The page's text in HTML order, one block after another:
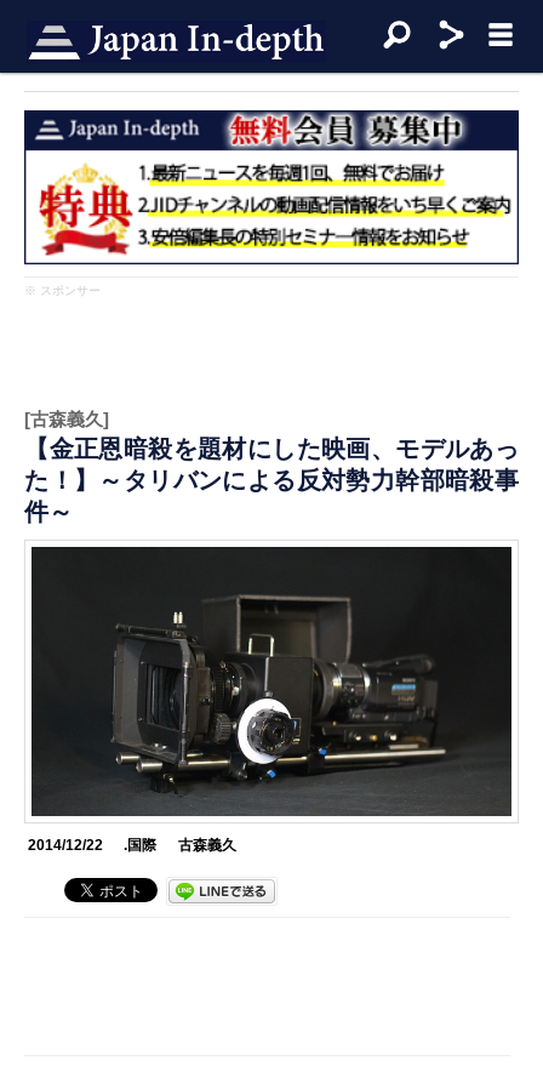
※ スポンサー
[古森義久]
【金正恩暗殺を題材にした映画、モデルあっ
た！】～タリバンによる反対勢力幹部暗殺事
件～
2014/12/22 .国際 古森義久